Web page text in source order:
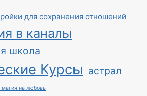
для сохранения отношений
в каналы
школа
Курсы астрал
магия на любовь